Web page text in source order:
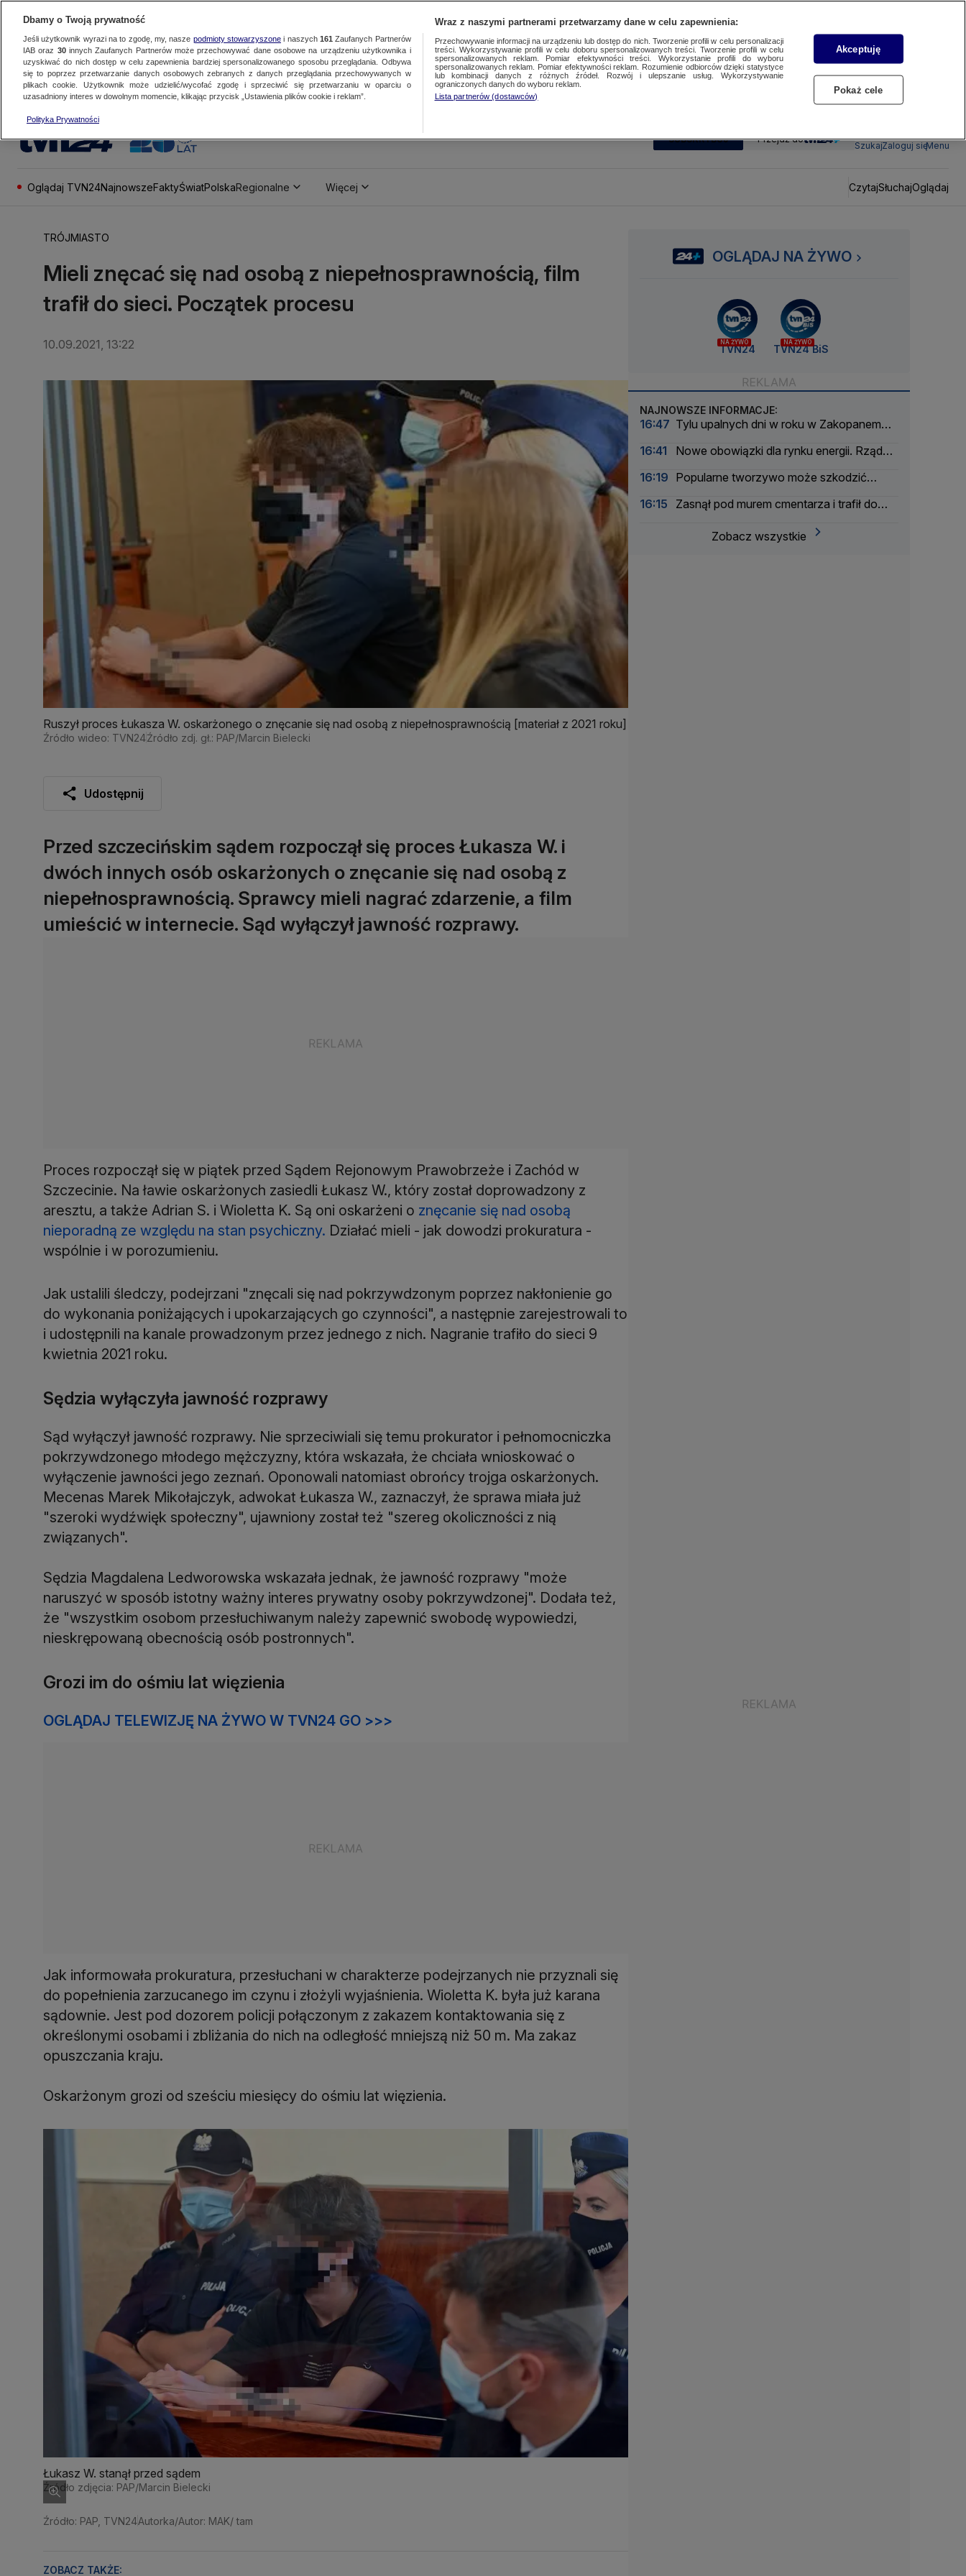
SUBSKRYBUJ Przejdź do
SzukajZaloguj sięMenu
Oglądaj TVN24NajnowszeFaktyŚwiatPolskaRegionalne Więcej CzytajSłuchajOglądaj
TRÓJMIASTO
Mieli znęcać się nad osobą z niepełnosprawnością, film
trafił do sieci. Początek procesu
10.09.2021, 13:22
Ruszył proces Łukasza W. oskarżonego o znęcanie się nad osobą z niepełnosprawnością [materiał z 2021 roku]
Źródło wideo: TVN24Źródło zdj. gł.: PAP/Marcin Bielecki
Udostępnij
Przed szczecińskim sądem rozpoczął się proces Łukasza W. i
dwóch innych osób oskarżonych o znęcanie się nad osobą z
niepełnosprawnością. Sprawcy mieli nagrać zdarzenie, a film
umieścić w internecie. Sąd wyłączył jawność rozprawy.
Proces rozpoczął się w piątek przed Sądem Rejonowym Prawobrzeże i Zachód w
Szczecinie. Na ławie oskarżonych zasiedli Łukasz W., który został doprowadzony z
aresztu, a także Adrian S. i Wioletta K. Są oni oskarżeni o znęcanie się nad osobą
nieporadną ze względu na stan psychiczny. Działać mieli - jak dowodzi prokuratura -
wspólnie i w porozumieniu.
Jak ustalili śledczy, podejrzani "znęcali się nad pokrzywdzonym poprzez nakłonienie go
do wykonania poniżających i upokarzających go czynności", a następnie zarejestrowali to
i udostępnili na kanale prowadzonym przez jednego z nich. Nagranie trafiło do sieci 9
kwietnia 2021 roku.
Sędzia wyłączyła jawność rozprawy
Sąd wyłączył jawność rozprawy. Nie sprzeciwiali się temu prokurator i pełnomocniczka
pokrzywdzonego młodego mężczyzny, która wskazała, że chciała wnioskować o
wyłączenie jawności jego zeznań. Oponowali natomiast obrońcy trojga oskarżonych.
Mecenas Marek Mikołajczyk, adwokat Łukasza W., zaznaczył, że sprawa miała już
"szeroki wydźwięk społeczny", ujawniony został też "szereg okoliczności z nią
związanych".
Sędzia Magdalena Ledworowska wskazała jednak, że jawność rozprawy "może
naruszyć w sposób istotny ważny interes prywatny osoby pokrzywdzonej". Dodała też,
że "wszystkim osobom przesłuchiwanym należy zapewnić swobodę wypowiedzi,
nieskrępowaną obecnością osób postronnych".
Grozi im do ośmiu lat więzienia
OGLĄDAJ TELEWIZJĘ NA ŻYWO W TVN24 GO >>>
Jak informowała prokuratura, przesłuchani w charakterze podejrzanych nie przyznali się
do popełnienia zarzucanego im czynu i złożyli wyjaśnienia. Wioletta K. była już karana
sądownie. Jest pod dozorem policji połączonym z zakazem kontaktowania się z
określonymi osobami i zbliżania do nich na odległość mniejszą niż 50 m. Ma zakaz
opuszczania kraju.
Oskarżonym grozi od sześciu miesięcy do ośmiu lat więzienia.
Łukasz W. stanął przed sądem
Źródło zdjęcia: PAP/Marcin Bielecki
Źródło: PAP, TVN24Autorka/Autor: MAK/ tam
ZOBACZ TAKŻE:
OGLĄDAJ NA ŻYWO
NA ŻYWO
TVN24
NA ŻYWO
TVN24 BiS
NAJNOWSZE INFORMACJE:
16:47 Tylu upalnych dni w roku w Zakopanem
16:41
Nowe obowiązki dla rynku energii. Rząd
16:19 Popularne tworzywo może szkodzić
16:15
Zasnął pod murem cmentarza i trafił do
Zobacz wszystkie
Dbamy o Twoją prywatność
Jeśli użytkownik wyrazi na to zgodę, my, nasze podmioty stowarzyszonei naszych 161 Zaufanych Partnerów
IAB oraz 30innych Zaufanych Partnerów może przechowywać dane osobowe na urządzeniu użytkownika i
uzyskiwać do nich dostęp w celu zapewnienia bardziej spersonalizowanego sposobu przeglądania. Odbywa
się to poprzez przetwarzanie danych osobowych zebranych z danych przeglądania przechowywanych w
plikach cookie. Użytkownik może udzielić/wycofać zgodę i sprzeciwić się przetwarzaniu w oparciu o
uzasadniony interes w dowolnym momencie, klikając przycisk „Ustawienia plików cookie i reklam”.
Polityka Prywatności
Wraz z naszymi partnerami przetwarzamy dane w celu zapewnienia:
Przechowywanie informacji na urządzeniu lub dostęp do nich. Tworzenie profili w celu personalizacji
treści. Wykorzystywanie profili w celu doboru spersonalizowanych treści. Tworzenie profili w celu
spersonalizowanych reklam. Pomiar efektywności treści. Wykorzystanie profili do wyboru
spersonalizowanych reklam. Pomiar efektywności reklam. Rozumienie odbiorców dzięki statystyce
lub kombinacji danych z różnych źródeł. Rozwój i ulepszanie usług. Wykorzystywanie
ograniczonych danych do wyboru reklam.
Lista partnerów (dostawców)
Akceptuję
Pokaż cele